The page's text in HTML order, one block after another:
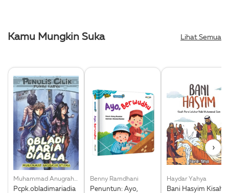
Kamu Mungkin Suka Lihat Semua
Muhammad Anugrah Utama
Pcpk.obladimariadia
Benny Ramdhani
Penuntun: Ayo,
Haydar Yahya
Bani Hasyim Kisah
›